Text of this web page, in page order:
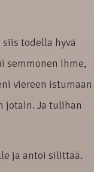
todella hyvä
semmonen ihme,
viereen istumaan
jotain. Ja tulihan
ja antoi silittää.